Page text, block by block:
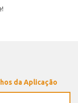
da Aplicação